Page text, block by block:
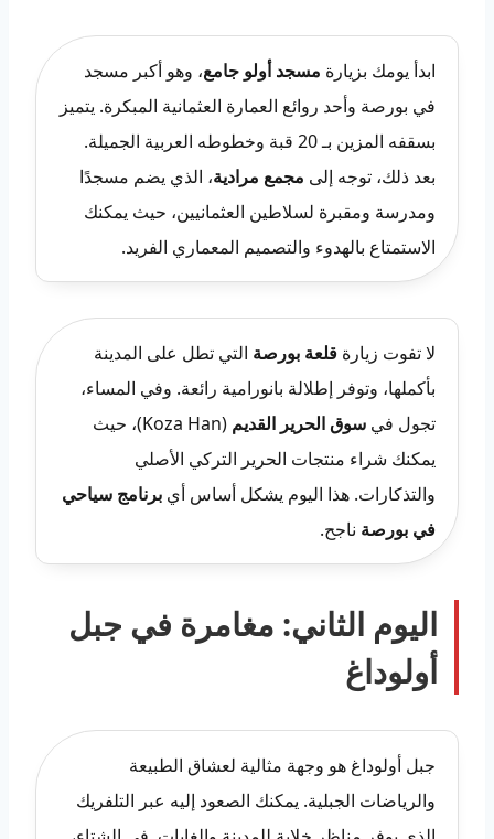
ابدأ يومك بزيارة مسجد أولو جامع، وهو أكبر مسجد
في بورصة وأحد روائع العمارة العثمانية المبكرة. يتميز
بسقفه المزين بـ 20 قبة وخطوطه العربية الجميلة.
بعد ذلك، توجه إلى مجمع مرادية، الذي يضم مسجدًا
ومدرسة ومقبرة لسلاطين العثمانيين، حيث يمكنك
الاستمتاع بالهدوء والتصميم المعماري الفريد.
لا تفوت زيارة قلعة بورصة التي تطل على المدينة
بأكملها، وتوفر إطلالة بانورامية رائعة. وفي المساء،
تجول في سوق الحرير القديم
(Koza Han)، حيث
يمكنك شراء منتجات الحرير التركي الأصلي
والتذكارات. هذا اليوم يشكل أساس أي برنامج سياحي
في بورصة ناجح.
اليوم الثاني: مغامرة في جبل
أولوداغ
جبل أولوداغ هو وجهة مثالية لعشاق الطبيعة
والرياضات الجبلية. يمكنك الصعود إليه عبر التلفريك